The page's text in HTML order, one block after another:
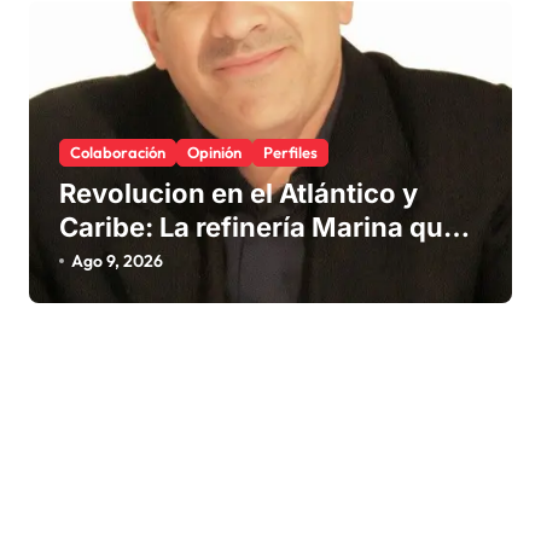
Colaboración Opinión Perfiles
Revolucion en el Atlántico y
Caribe: La refinería Marina que
promete salvar nuestras playas
Ago 9, 2026